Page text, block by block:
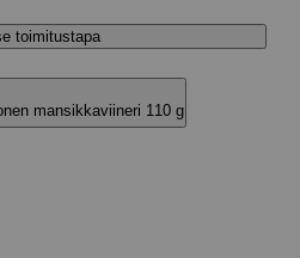
toimitustapa
mansikkaviineri 110 g